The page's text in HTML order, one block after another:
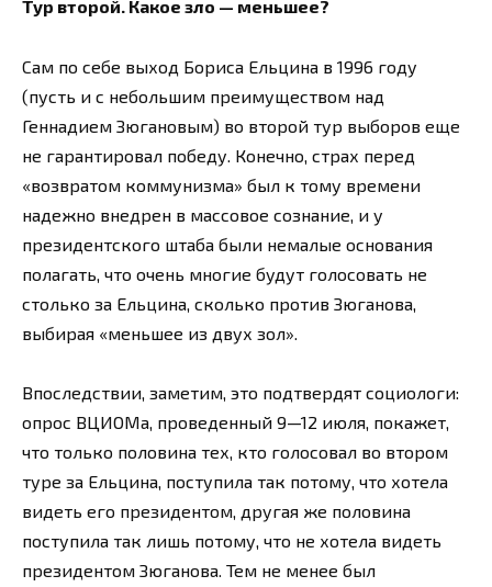
Тур второй. Какое зло — меньшее?
Сам по себе выход Бориса Ельцина в 1996 году
(пусть и с небольшим преимуществом над
Геннадием Зюгановым) во второй тур выборов еще
не гарантировал победу. Конечно, страх перед
«возвратом коммунизма» был к тому времени
надежно внедрен в массовое сознание, и у
президентского штаба были немалые основания
полагать, что очень многие будут голосовать не
столько за Ельцина, сколько против Зюганова,
выбирая «меньшее из двух зол».
Впоследствии, заметим, это подтвердят социологи:
опрос ВЦИОМа, проведенный 9—12 июля, покажет,
что только половина тех, кто голосовал во втором
туре за Ельцина, поступила так потому, что хотела
видеть его президентом, другая же половина
поступила так лишь потому, что не хотела видеть
президентом Зюганова. Тем не менее был